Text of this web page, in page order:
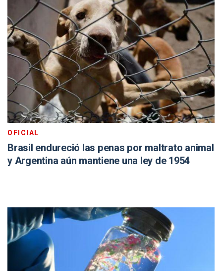
OFICIAL
Brasil endureció las penas por maltrato animal
y Argentina aún mantiene una ley de 1954